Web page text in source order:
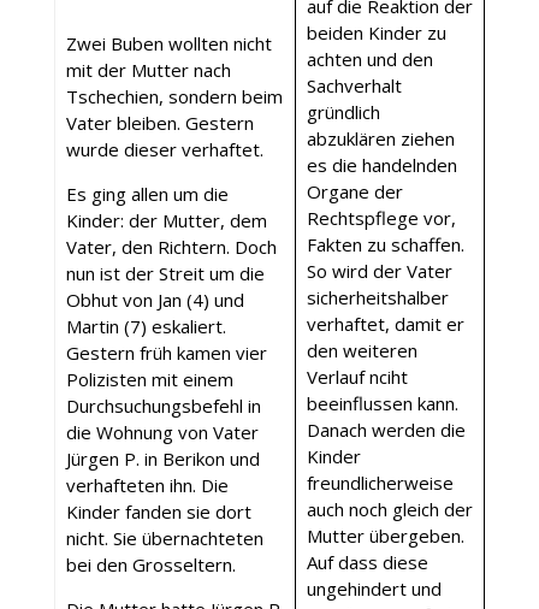
Zwei Buben wollten nicht
mit der Mutter nach
Tschechien, sondern beim
Vater bleiben. Gestern
wurde dieser verhaftet.
Es ging allen um die
Kinder: der Mutter, dem
Vater, den Richtern. Doch
nun ist der Streit um die
Obhut von Jan (4) und
Martin (7) eskaliert.
Gestern früh kamen vier
Polizisten mit einem
Durchsuchungsbefehl in
die Wohnung von Vater
Jürgen P. in Berikon und
verhafteten ihn. Die
Kinder fanden sie dort
nicht. Sie übernachteten
bei den Grosseltern.
auf die Reaktion der
beiden Kinder zu
achten und den
Sachverhalt
gründlich
abzuklären ziehen
es die handelnden
Organe der
Rechtspflege vor,
Fakten zu schaffen.
So wird der Vater
sicherheitshalber
verhaftet, damit er
den weiteren
Verlauf nciht
beeinflussen kann.
Danach werden die
Kinder
freundlicherweise
auch noch gleich der
Mutter übergeben.
Auf dass diese
ungehindert und